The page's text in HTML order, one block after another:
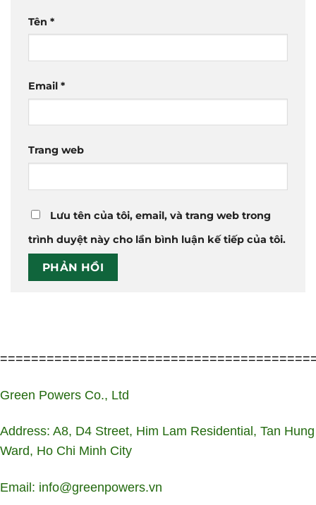
Tên *
Email *
Trang web
Lưu tên của tôi, email, và trang web trong
trình duyệt này cho lần bình luận kế tiếp của tôi.
Green Powers Co., Ltd
Address: A8, D4 Street, Him Lam Residential, Tan Hung
Ward, Ho Chi Minh City
Email: info@greenpowers.vn